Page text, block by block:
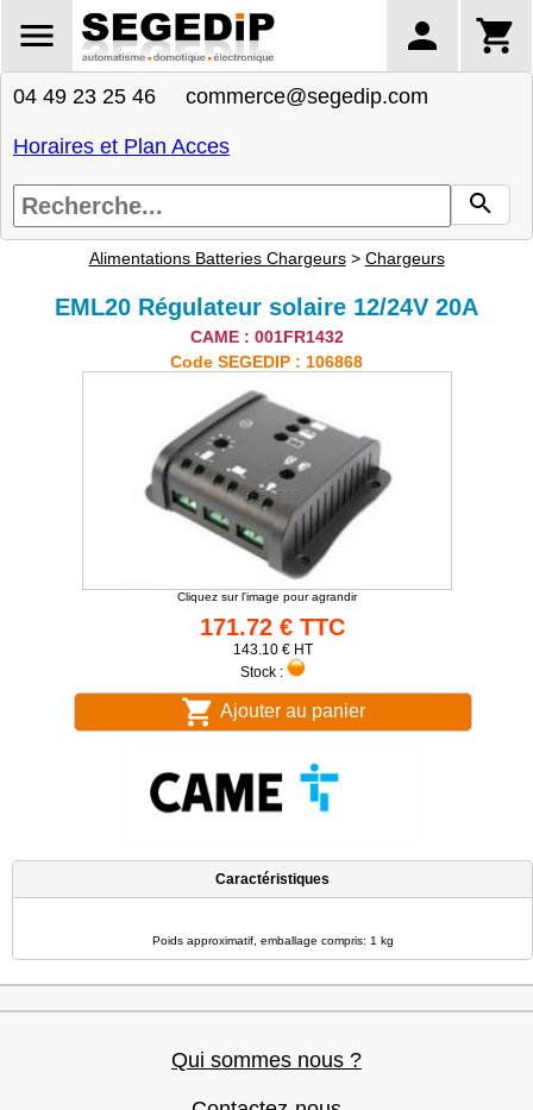
04 49 23 25 46 commerce@segedip.com
Horaires et Plan Acces
Alimentations Batteries Chargeurs> Chargeurs
EML20 Régulateur solaire 12/24V 20A
CAME : 001FR1432
Code SEGEDIP : 106868
Cliquez sur l'image pour agrandir
171.72 € TTC
143.10 € HT
Stock :
Ajouter au panier
Caractéristiques
Poids approximatif, emballage compris: 1 kg
Qui sommes nous ?